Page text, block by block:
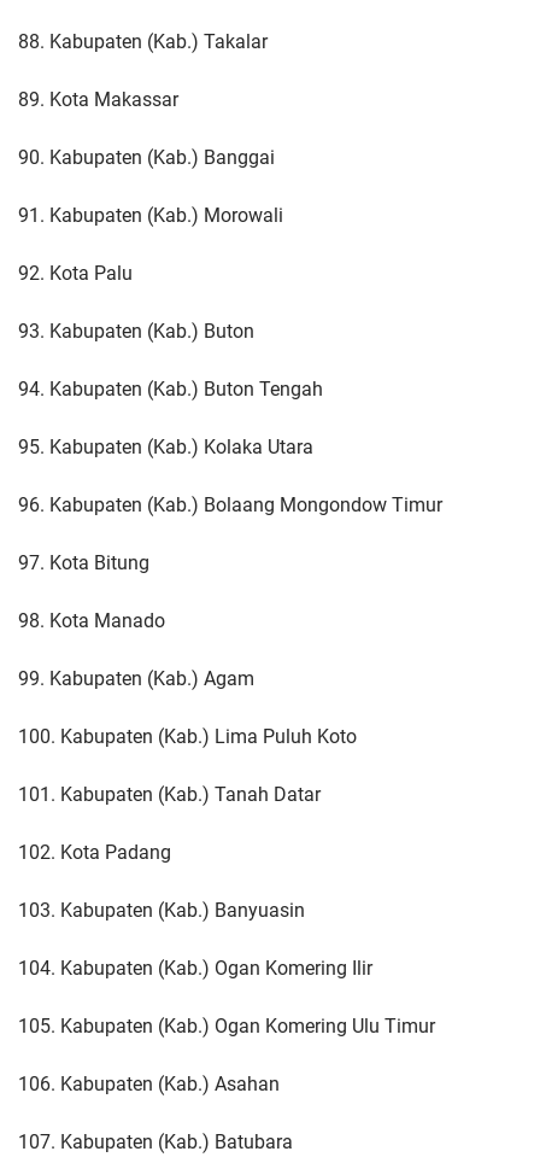
88. Kabupaten (Kab.) Takalar
89. Kota Makassar
90. Kabupaten (Kab.) Banggai
91. Kabupaten (Kab.) Morowali
92. Kota Palu
93. Kabupaten (Kab.) Buton
94. Kabupaten (Kab.) Buton Tengah
95. Kabupaten (Kab.) Kolaka Utara
96. Kabupaten (Kab.) Bolaang Mongondow Timur
97. Kota Bitung
98. Kota Manado
99. Kabupaten (Kab.) Agam
100. Kabupaten (Kab.) Lima Puluh Koto
101. Kabupaten (Kab.) Tanah Datar
102. Kota Padang
103. Kabupaten (Kab.) Banyuasin
104. Kabupaten (Kab.) Ogan Komering Ilir
105. Kabupaten (Kab.) Ogan Komering Ulu Timur
106. Kabupaten (Kab.) Asahan
107. Kabupaten (Kab.) Batubara